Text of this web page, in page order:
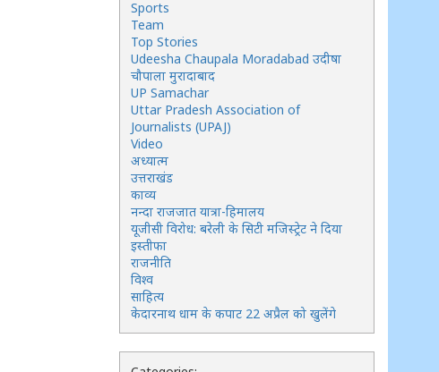
Sports
Team
Top Stories
Udeesha Chaupala Moradabad उदीषा
चौपाला मुरादाबाद
UP Samachar
Uttar Pradesh Association of
Journalists (UPAJ)
Video
अध्यात्म
उत्तराखंड
काव्य
नन्दा राजजात यात्रा-हिमालय
यूजीसी विरोध: बरेली के सिटी मजिस्ट्रेट ने दिया
इस्तीफा
राजनीति
विश्व
साहित्य
केदारनाथ धाम के कपाट 22 अप्रैल को खुलेंगे